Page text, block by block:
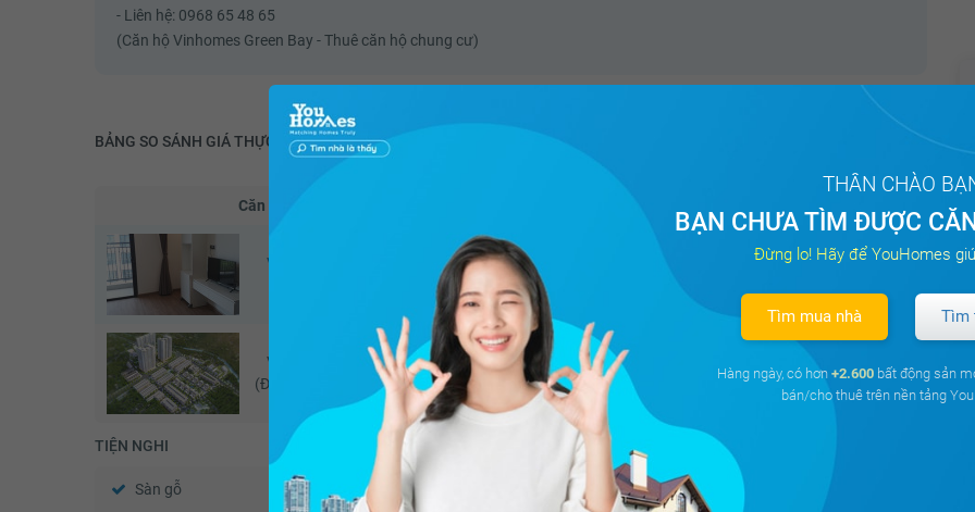
- Liên hệ: 0968 65 48 65
(Căn hộ Vinhomes Green Bay - Thuê căn hộ chung cư)
BẢNG SO SÁNH GIÁ THỰC
Căn hộ
Vinhomes Green Bay
Vinhomes Green Bay
Vinhomes Green Bay
(Đã giao dịch - 06/2026)
Vinhomes Green Bay Đông Nam 25 m² 0 triệu
TIỆN NGHI
Sàn gỗ Sàn đá Điều hòa Thiết bị báo cháy
THÂN CHÀO
BẠN CHƯA TÌM ĐƯỢC
Đừng lo! Hãy để YouHomes
Tìm mua nhà Tìm
Hàng ngày, có hơn +2.600 bất động sản
bán/cho thuê trên nền tảng